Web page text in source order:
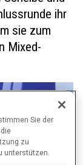
ihr
sie zum
Mixed-
Sie der
zu
unterstützen.